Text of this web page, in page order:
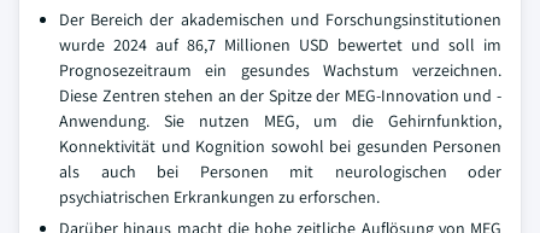
Der Bereich der akademischen und Forschungsinstitutionen
wurde 2024 auf 86,7 Millionen USD bewertet und soll im
Prognosezeitraum ein gesundes Wachstum verzeichnen.
Diese Zentren stehen an der Spitze der MEG-Innovation und -
Anwendung. Sie nutzen MEG, um die Gehirnfunktion,
Konnektivität und Kognition sowohl bei gesunden Personen
als auch bei Personen mit neurologischen oder
psychiatrischen Erkrankungen zu erforschen.
Darüber hinaus macht die hohe zeitliche Auflösung von MEG